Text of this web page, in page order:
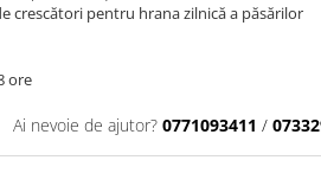
crescători pentru hrana zilnică a păsărilor
ore
Ai nevoie de ajutor? 0771093411 /